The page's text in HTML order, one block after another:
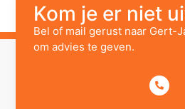
Kom je er niet
Bel of mail gerust naar Gert-
om advies te geven.